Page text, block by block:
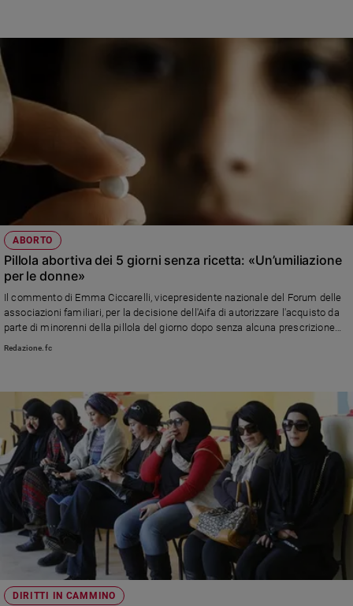
ABORTO
Pillola abortiva dei 5 giorni senza ricetta: «Un’umiliazione
per le donne»
Il commento di Emma Ciccarelli, vicepresidente nazionale del Forum delle
associazioni familiari, per la decisione dell'Aifa di autorizzare l'acquisto da
parte di minorenni della pillola del giorno dopo senza alcuna prescrizione
medica. «Questa non è libertà, è menefreghismo»
Redazione.fc
DIRITTI IN CAMMINO